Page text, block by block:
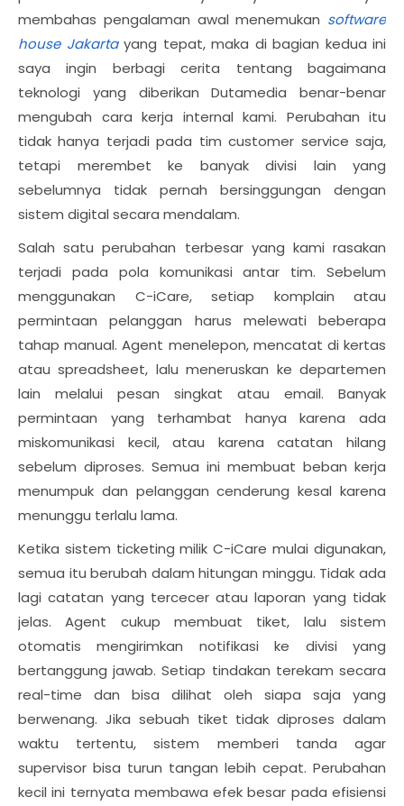
membahas pengalaman awal menemukan software
house Jakartayang tepat, maka di bagian kedua ini
saya ingin berbagi cerita tentang bagaimana
teknologi yang diberikan Dutamedia benar-benar
mengubah cara kerja internal kami. Perubahan itu
tidak hanya terjadi pada tim customer service saja,
tetapi merembet ke banyak divisi lain yang
sebelumnya tidak pernah bersinggungan dengan
sistem digital secara mendalam.
Salah satu perubahan terbesar yang kami rasakan
terjadi pada pola komunikasi antar tim. Sebelum
menggunakan C-iCare, setiap komplain atau
permintaan pelanggan harus melewati beberapa
tahap manual. Agent menelepon, mencatat di kertas
atau spreadsheet, lalu meneruskan ke departemen
lain melalui pesan singkat atau email. Banyak
permintaan yang terhambat hanya karena ada
miskomunikasi kecil, atau karena catatan hilang
sebelum diproses. Semua ini membuat beban kerja
menumpuk dan pelanggan cenderung kesal karena
menunggu terlalu lama.
Ketika sistem ticketing milik C-iCare mulai digunakan,
semua itu berubah dalam hitungan minggu. Tidak ada
lagi catatan yang tercecer atau laporan yang tidak
jelas. Agent cukup membuat tiket, lalu sistem
otomatis mengirimkan notifikasi ke divisi yang
bertanggung jawab. Setiap tindakan terekam secara
real-time dan bisa dilihat oleh siapa saja yang
berwenang. Jika sebuah tiket tidak diproses dalam
waktu tertentu, sistem memberi tanda agar
supervisor bisa turun tangan lebih cepat. Perubahan
kecil ini ternyata membawa efek besar pada efisiensi